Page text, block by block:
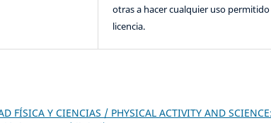
otras a hacer cualquier uso
licencia.
FÍSICA Y CIENCIAS / PHYSICAL ACTIVITY AND SCIENCE: